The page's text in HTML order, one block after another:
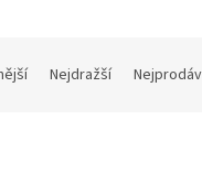
Nejdražší